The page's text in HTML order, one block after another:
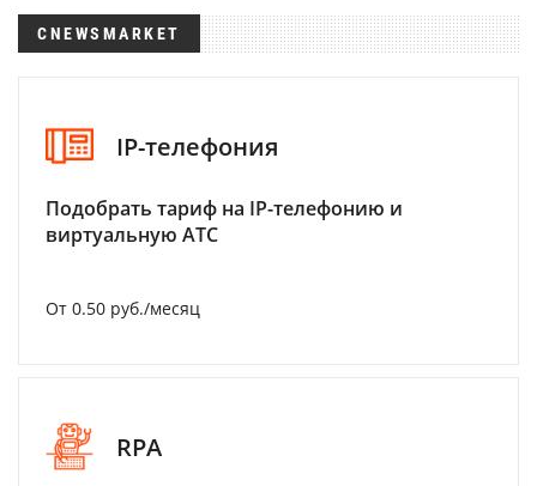
CNEWSMARKET
IP-телефония
Подобрать тариф на IP-телефонию и
виртуальную АТС
От 0.50 руб./месяц
RPA